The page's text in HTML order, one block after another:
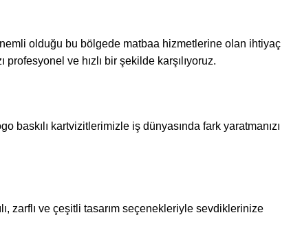
olduğu bu bölgede matbaa hizmetlerine olan ihtiyaç
ve hızlı bir şekilde karşılıyoruz.
baskılı kartvizitlerimizle iş dünyasında fark yaratmanızı
zarflı ve çeşitli tasarım seçenekleriyle sevdiklerinize